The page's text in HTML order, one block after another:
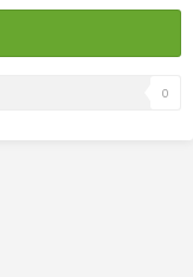
0